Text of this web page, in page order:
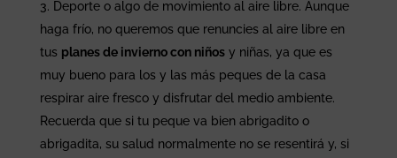
Deporte o algo de movimiento al aire libre. Aunque
haga frío, no queremos que renuncies al aire libre en
tus planes de invierno con niñosy niñas, ya que es
muy bueno para los y las más peques de la casa
respirar aire fresco y disfrutar del medio ambiente.
Recuerda que si tu peque va bien abrigadito o
abrigadita, su salud normalmente no se resentirá y, si